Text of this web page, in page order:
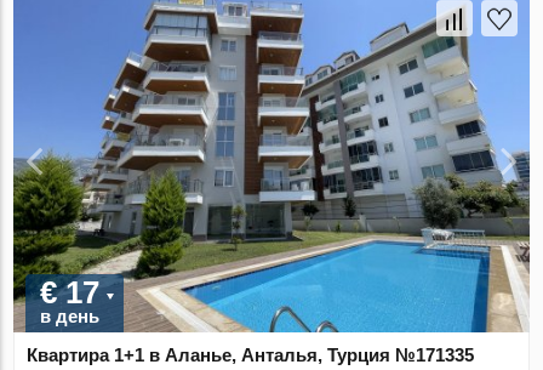
€ 17
в день
Квартира 1+1 в Аланье, Анталья, Турция №171335